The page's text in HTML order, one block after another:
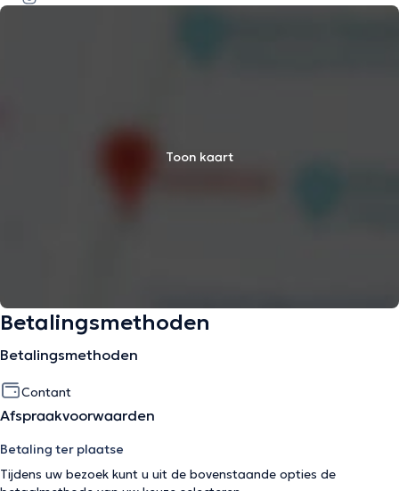
Toon kaart
Betalingsmethoden
Betalingsmethoden
Contant
Afspraakvoorwaarden
Betaling ter plaatse
Tijdens uw bezoek kunt u uit de bovenstaande opties de